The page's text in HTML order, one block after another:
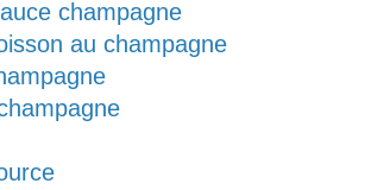
champagne
au champagne